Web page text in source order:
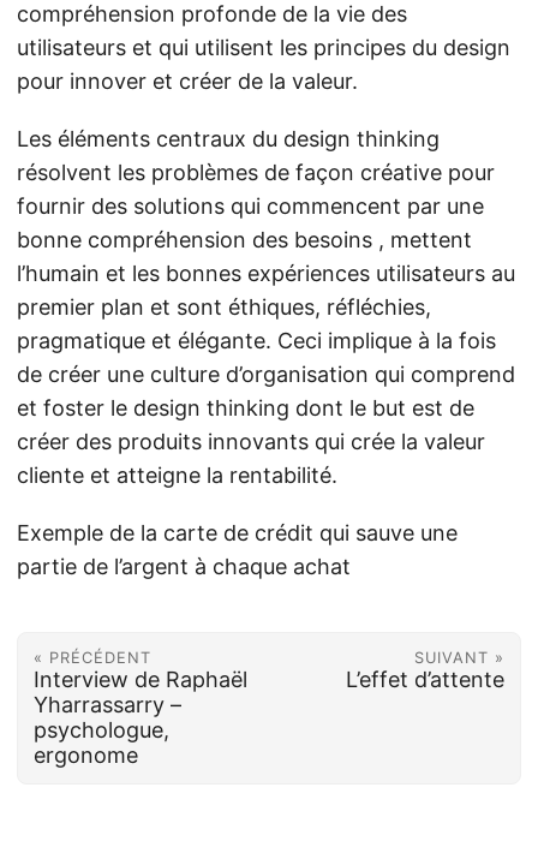
compréhension profonde de la vie des
utilisateurs et qui utilisent les principes du design
pour innover et créer de la valeur.
Les éléments centraux du design thinking
résolvent les problèmes de façon créative pour
fournir des solutions qui commencent par une
bonne compréhension des besoins , mettent
l’humain et les bonnes expériences utilisateurs au
premier plan et sont éthiques, réfléchies,
pragmatique et élégante. Ceci implique à la fois
de créer une culture d’organisation qui comprend
et foster le design thinking dont le but est de
créer des produits innovants qui crée la valeur
cliente et atteigne la rentabilité.
Exemple de la carte de crédit qui sauve une
partie de l’argent à chaque achat
« PRÉCÉDENT
Interview de Raphaël
Yharrassarry –
psychologue,
ergonome
SUIVANT »
L’effet d’attente